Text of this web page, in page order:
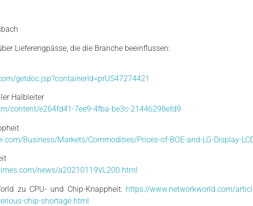
Lieferengpässe, die die Branche beeinflussen:
getdoc.jsp?containerId=prUS47274421
Halbleiter
content/e264fd41-7ee9-4fba-be3c-21446298efd9
Business/Markets/Commodities/Prices-of-BOE-and-LG-Display-
news/a20210119VL200.html
zu CPU- und Chip-Knappheit: https://www.networkworld.com/
chip-shortage.html